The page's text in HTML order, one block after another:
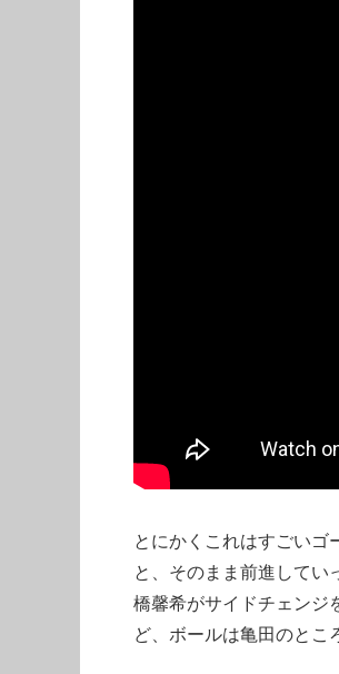
とにかくこれはすごい
と、そのまま前進して
橋馨希がサイドチェンジ
ど、ボールは亀田のとこ